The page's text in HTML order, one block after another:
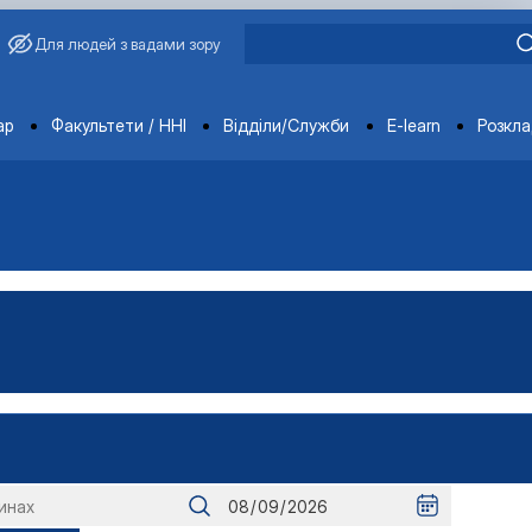
Для людей з вадами зору
Факультети / ННІ Відділи/Служби E-learn